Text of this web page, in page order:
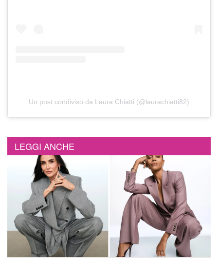
Un post condiviso da Laura Chiatti (@laurachiatti82)
LEGGI ANCHE